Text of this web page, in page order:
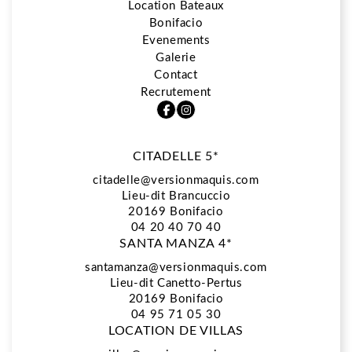
5*
Restaurant La Vista
Spa Biologique Recherche
Location Bateaux
Bonifacio
Location Bateaux
Bonifacio
Evenements
Galerie
Contact
Recrutement
CITADELLE 5*
citadelle@versionmaquis.com
Lieu-dit Brancuccio
20169 Bonifacio
04 20 40 70 40
SANTA MANZA 4*
santamanza@versionmaquis.com
Lieu-dit Canetto-Pertus
20169 Bonifacio
04 95 71 05 30
LOCATION DE VILLAS